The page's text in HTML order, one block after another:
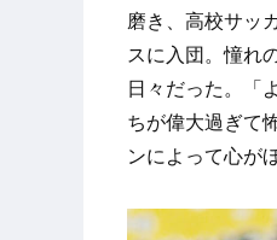
磨き、高校サッ
スに入団。憧れ
日々だった。「
ちが偉大過ぎて
ンによって心が